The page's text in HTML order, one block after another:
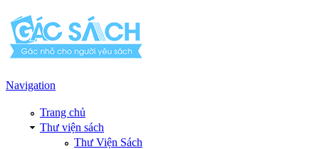
Navigation
Trang chủ
Thư viện sách
Thư Viện Sách